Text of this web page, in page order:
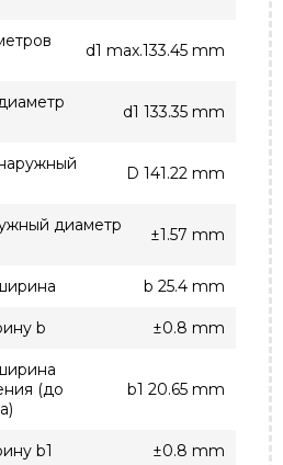
d1 max.133.45 mm
d1 133.35 mm
D 141.22 mm
диаметр
±1.57 mm
b 25.4 mm
b ±0.8 mm
(до
b1 20.65 mm
b1 ±0.8 mm